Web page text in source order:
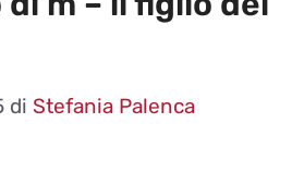
di Stefania Palenca